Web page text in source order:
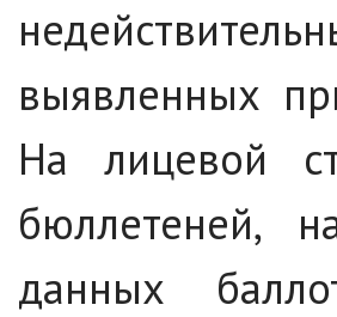
выявленных
На лицевой
бюллетеней,
данных